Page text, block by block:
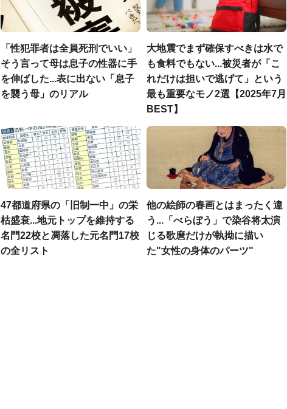
「性犯罪者は全員死刑でいい」
そう言って母は息子の性器に手
を伸ばした...表に出ない「息子
を襲う母」のリアル
大地震でまず確保すべきは水で
も食料でもない...被災者が「こ
れだけは担いで逃げて」という
最も重要なモノ2選【2025年7月
BEST】
47都道府県の「旧制一中」の栄
枯盛衰...地元トップを維持する
名門22校と凋落した元名門17校
の全リスト
他の絵師の春画とはまったく違
う...「べらぼう」で染谷将太演
じる歌麿だけが執拗に描い
た"女性の身体のパーツ"